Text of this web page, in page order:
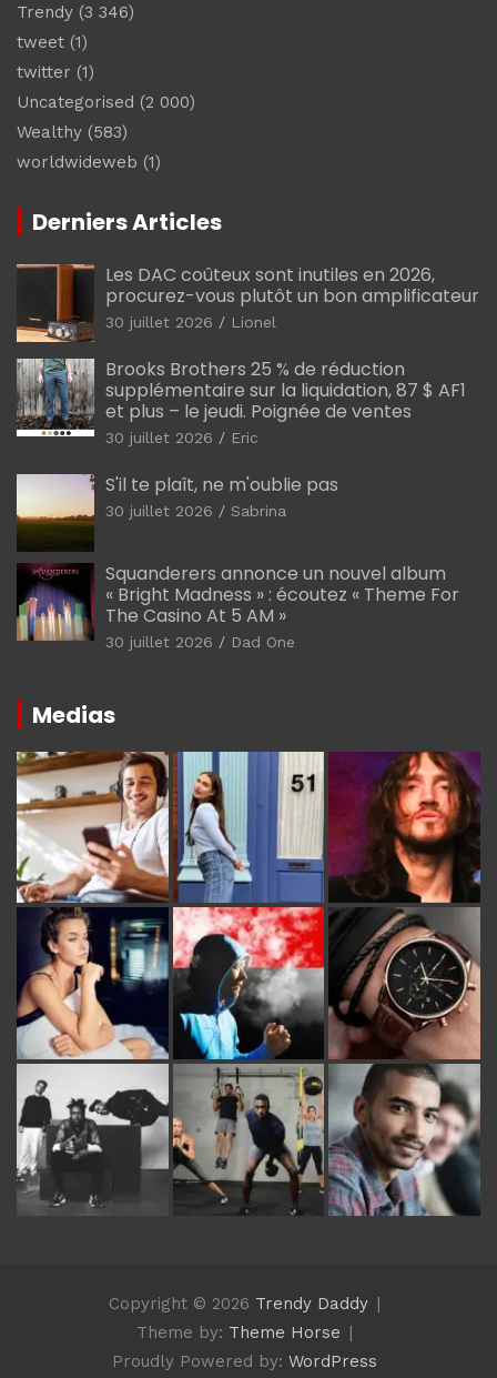
Trendy (3 346)
tweet (1)
twitter (1)
Uncategorised (2 000)
Wealthy (583)
worldwideweb (1)
Derniers Articles
Les DAC coûteux sont inutiles en 2026,
procurez-vous plutôt un bon amplificateur
30 juillet 2026 Lionel
Brooks Brothers 25 % de réduction
supplémentaire sur la liquidation, 87 $ AF1
et plus – le jeudi. Poignée de ventes
30 juillet 2026 Eric
S'il te plaît, ne m'oublie pas
30 juillet 2026 Sabrina
Squanderers annonce un nouvel album
« Bright Madness » : écoutez « Theme For
The Casino At 5 AM »
30 juillet 2026 Dad One
Medias
Copyright © 2026 Trendy Daddy
Theme by: Theme Horse
Proudly Powered by: WordPress